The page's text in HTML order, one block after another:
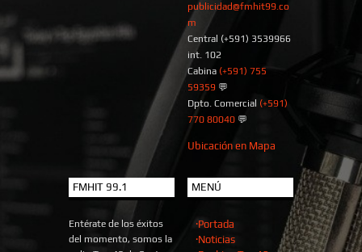
publicidad@fmhit99.co
m
Central (+591) 3539966
int. 102
Cabina (+591) 755
59359💬
Dpto. Comercial (+591)
770 80040💬
Ubicación en Mapa
FMHIT 99.1
Entérate de los éxitos
del momento, somos la
MENÚ
·Portada
·Noticias